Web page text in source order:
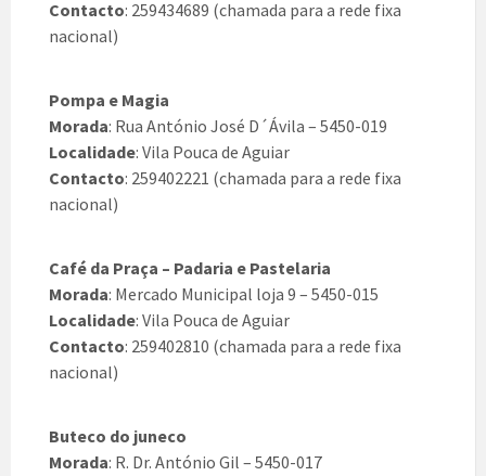
Contacto: 259434689 (chamada para a rede fixa
nacional)
Pompa e Magia
Morada: Rua António José D´Ávila – 5450-019
Localidade: Vila Pouca de Aguiar
Contacto: 259402221 (chamada para a rede fixa
nacional)
Café da Praça – Padaria e Pastelaria
Morada: Mercado Municipal loja 9 – 5450-015
Localidade: Vila Pouca de Aguiar
Contacto: 259402810 (chamada para a rede fixa
nacional)
Buteco do juneco
Morada: R. Dr. António Gil – 5450-017